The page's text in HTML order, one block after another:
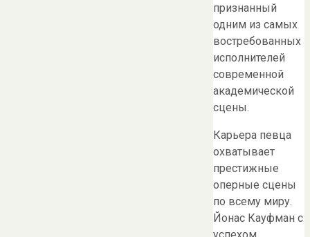
признанный
одним из самых
востребованных
исполнителей
современной
академической
сцены.
Карьера певца
охватывает
престижные
оперные сцены
по всему миру.
Йонас Кауфман с